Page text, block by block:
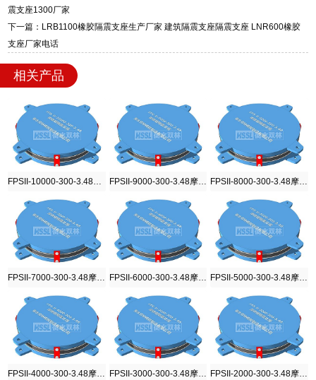
装指导全套服务，厂址衡水高新区北方工业基地
迎宾大街 9 号，厂家电话：13323182312。
震支座1300厂家
下一篇：LRB1100橡胶隔震支座生产厂家 建筑隔震支座隔震支座 LNR600橡胶
支座厂家电话
相关产品
FPSII-9000-300-3.48摩擦摆隔震支座
FPSII-6000-300-3.48摩擦摆隔震支座
FPSII-3000-300-3.48摩擦摆隔震支座